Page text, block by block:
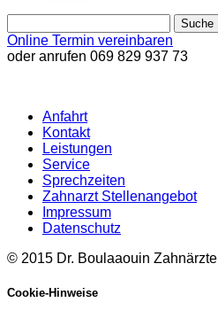
Online Termin vereinbaren
oder anrufen 069 829 937 73
Anfahrt
Kontakt
Leistungen
Service
Sprechzeiten
Zahnarzt Stellenangebot
Impressum
Datenschutz
© 2015 Dr. Boulaaouin Zahnärzte
Cookie-Hinweise